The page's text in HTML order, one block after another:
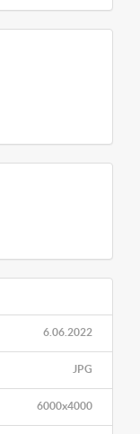
6.06.2022
JPG
6000x4000